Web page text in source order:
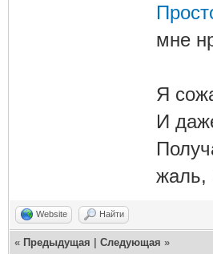
мне
Я
И
жаль,
Website Найти
« Предыдущая Следующая »